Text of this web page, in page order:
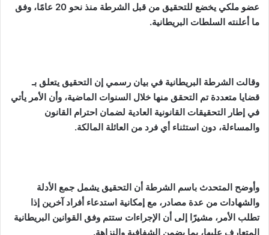
عضو ملكي يخضع للتحقيق من قبل الشرطة منذ نحو 20 عامًا، وفق
ما أعلنته السلطات البريطانية.
وقالت الشرطة البريطانية في بيان رسمي إن التحقيق يتعلق بـ
قضايا متعددة تم التحقق منها خلال السنوات الماضية، وأن الأمر يأتي
في إطار التحقيقات القانونية العادية لضمان احترام القانون
والمساءلة، دون استثناء أي فرد من العائلة المالكة.
وأوضح المتحدث باسم الشرطة أن التحقيق يشمل جمع الأدلة
والشهادات من عدة مصادر، مع إمكانية استدعاء أفراد آخرين إذا
تطلب الأمر، مشيرًا إلى أن الإجراءات ستتم وفق القوانين البريطانية
المتعارف عليها، بما يضمن الشفافية والنزاهة.